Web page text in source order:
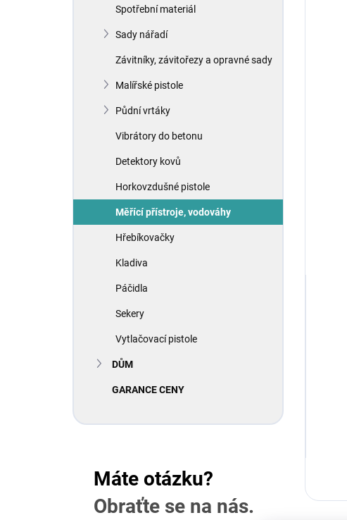
Spotřební materiál
Sady nářadí
Závitníky, závitořezy a opravné sady
Malířské pistole
Půdní vrtáky
Vibrátory do betonu
Detektory kovů
Horkovzdušné pistole
Měřící přístroje, vodováhy
Hřebíkovačky
Kladiva
Páčidla
Sekery
Vytlačovací pistole
DŮM
GARANCE CENY
Máte otázku?
Obraťte se na nás.